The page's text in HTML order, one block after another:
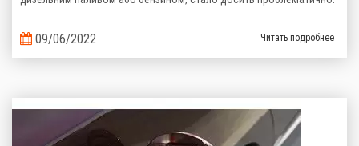
09/06/2022 Читать подробнее